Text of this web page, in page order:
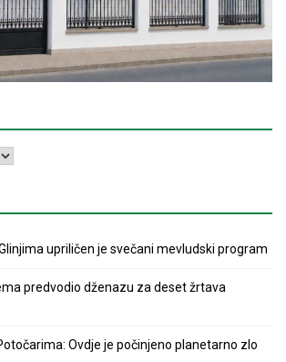
upriličen je svečani mevludski program
predvodio dženazu za deset žrtava
Ovdje je počinjeno planetarno zlo